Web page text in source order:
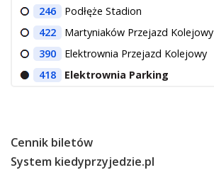
246
Podłęże Stadion
422
Martyniaków Przejazd Kolejowy
390
Elektrownia Przejazd Kolejowy
418
Elektrownia Parking
Cennik biletów
System kiedyprzyjedzie.pl